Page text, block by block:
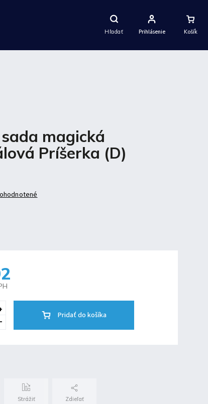
Hľadať
Nákupný
Košík
Prihlásenie
magická
Príšerka (D)
Pridať do košíka
Strážiť Zdieľať